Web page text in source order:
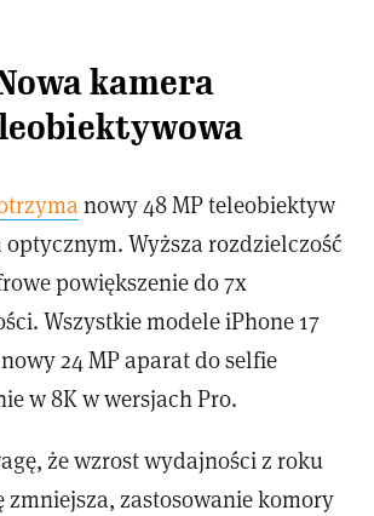
kamera
nowy 48 MP teleobiektyw
optycznym. Wyższa rozdzielczość
powiększenie do 7x
Wszystkie modele iPhone 17
24 MP aparat do selfie
w 8K w wersjach Pro.
że wzrost wydajności z roku
zmniejsza, zastosowanie komory